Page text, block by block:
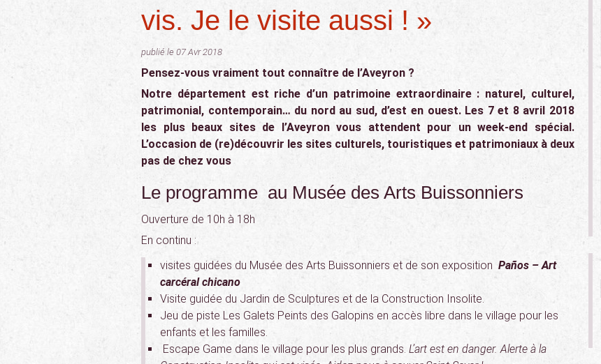
vis. Je le visite aussi ! »
publié le 07 Avr 2018
Pensez-vous vraiment tout connaître de l’Aveyron ?
Notre département est riche d’un patrimoine extraordinaire : naturel, culturel,
patrimonial, contemporain… du nord au sud, d’est en ouest. Les 7 et 8 avril 2018
les plus beaux sites de l’Aveyron vous attendent pour un week-end spécial.
L’occasion de (re)découvrir les sites culturels, touristiques et patrimoniaux à deux
pas de chez vous
Le programme au Musée des Arts Buissonniers
Ouverture de 10h à 18h
En continu :
visites guidées du Musée des Arts Buissonniers et de son exposition Paños – Art
carcéral chicano
Visite guidée du Jardin de Sculptures et de la Construction Insolite.
Jeu de piste Les Galets Peints des Galopins en accès libre dans le village pour les
enfants et les familles.
Escape Game dans le village pour les plus grands. L’art est en danger. Alerte à la